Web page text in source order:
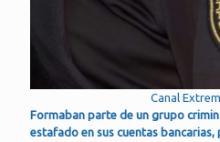
Canal
Formaban parte de un grupo
estafado en sus cuentas